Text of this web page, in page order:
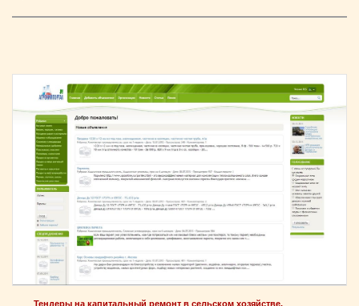
Тендеры на капитальный ремонт в сельском хозяйстве.